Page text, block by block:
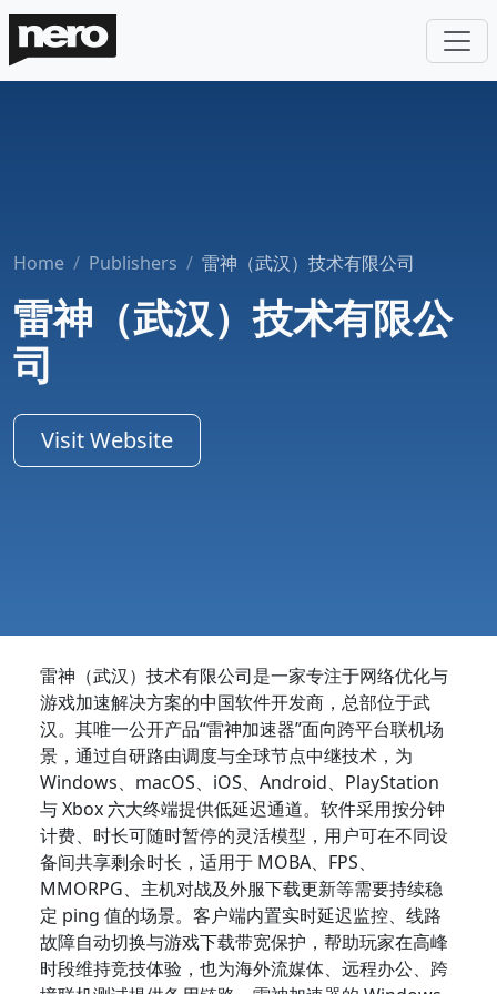
Home Publishers 雷神（武汉）技术有限公司
雷神（武汉）技术有限公
司
Visit Website
雷神（武汉）技术有限公司是一家专注于网络优化与
游戏加速解决方案的中国软件开发商，总部位于武
汉。其唯一公开产品“雷神加速器”面向跨平台联机场
景，通过自研路由调度与全球节点中继技术，为
Windows、macOS、iOS、Android、PlayStation
与 Xbox 六大终端提供低延迟通道。软件采用按分钟
计费、时长可随时暂停的灵活模型，用户可在不同设
备间共享剩余时长，适用于 MOBA、FPS、
MMORPG、主机对战及外服下载更新等需要持续稳
定 ping 值的场景。客户端内置实时延迟监控、线路
故障自动切换与游戏下载带宽保护，帮助玩家在高峰
时段维持竞技体验，也为海外流媒体、远程办公、跨